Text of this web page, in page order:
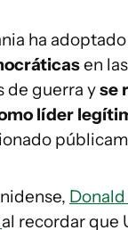
ha
en
de guerra yse
líder
al recordar que